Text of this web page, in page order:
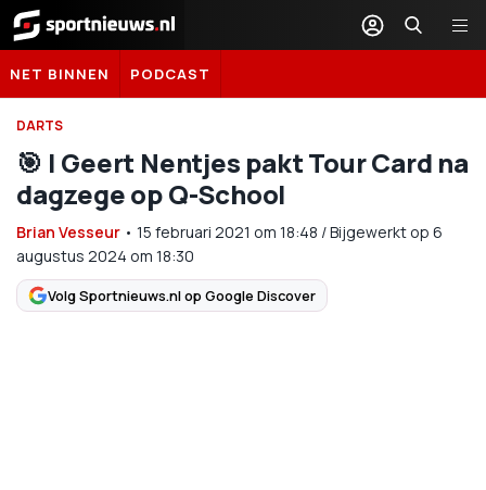
Sportnieuws.nl
NET BINNEN PODCAST
DARTS
🎯 | Geert Nentjes pakt Tour Card na
dagzege op Q-School
Brian Vesseur • 15 februari 2021 om 18:48 /Bijgewerkt op 6
augustus 2024 om 18:30
Volg Sportnieuws.nl op Google Discover